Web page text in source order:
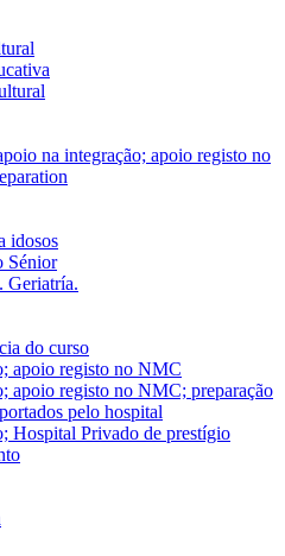
na integração; apoio registo no
idosos
Sénior
Geriatría.
do curso
apoio registo no NMC
apoio registo no NMC; preparação
pelo hospital
Hospital Privado de prestígio